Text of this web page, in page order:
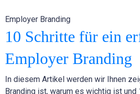
Employer Branding
10 Schritte für ein
Employer Branding
In diesem Artikel werden wir Ihnen
Branding ist, warum es wichtig ist und